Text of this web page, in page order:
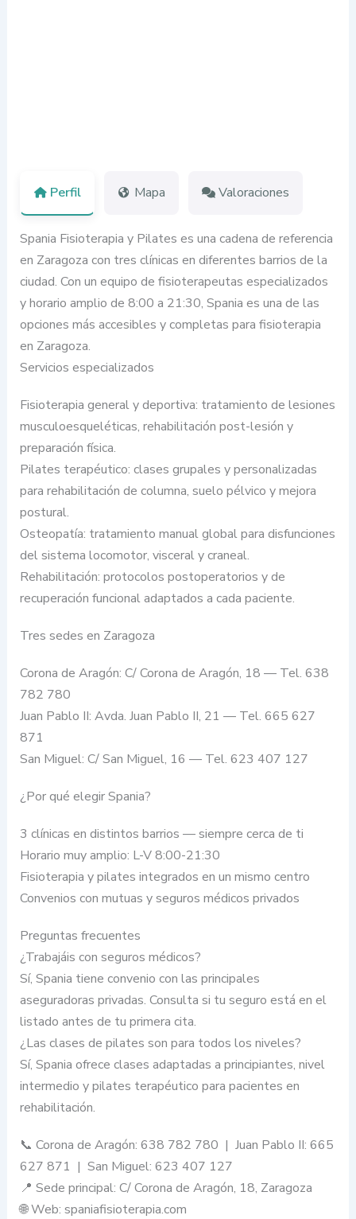
Perfil Mapa Valoraciones
Spania Fisioterapia y Pilates es una cadena de referencia
en Zaragoza con tres clínicas en diferentes barrios de la
ciudad. Con un equipo de fisioterapeutas especializados
y horario amplio de 8:00 a 21:30, Spania es una de las
opciones más accesibles y completas para fisioterapia
en Zaragoza.
Servicios especializados
Fisioterapia general y deportiva: tratamiento de lesiones
musculoesqueléticas, rehabilitación post-lesión y
preparación física.
Pilates terapéutico: clases grupales y personalizadas
para rehabilitación de columna, suelo pélvico y mejora
postural.
Osteopatía: tratamiento manual global para disfunciones
del sistema locomotor, visceral y craneal.
Rehabilitación: protocolos postoperatorios y de
recuperación funcional adaptados a cada paciente.
Tres sedes en Zaragoza
Corona de Aragón: C/ Corona de Aragón, 18 — Tel. 638
782 780
Juan Pablo II: Avda. Juan Pablo II, 21 — Tel. 665 627
871
San Miguel: C/ San Miguel, 16 — Tel. 623 407 127
¿Por qué elegir Spania?
3 clínicas en distintos barrios — siempre cerca de ti
Horario muy amplio: L-V 8:00-21:30
Fisioterapia y pilates integrados en un mismo centro
Convenios con mutuas y seguros médicos privados
Preguntas frecuentes
¿Trabajáis con seguros médicos?
Sí, Spania tiene convenio con las principales
aseguradoras privadas. Consulta si tu seguro está en el
listado antes de tu primera cita.
¿Las clases de pilates son para todos los niveles?
Sí, Spania ofrece clases adaptadas a principiantes, nivel
intermedio y pilates terapéutico para pacientes en
rehabilitación.
📞 Corona de Aragón: 638 782 780 | Juan Pablo II: 665
627 871 | San Miguel: 623 407 127
📍 Sede principal: C/ Corona de Aragón, 18, Zaragoza
🌐 Web: spaniafisioterapia.com